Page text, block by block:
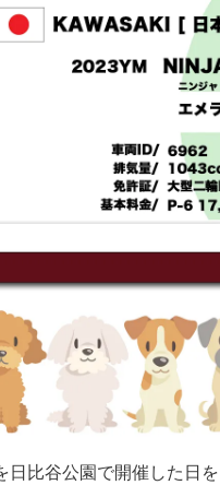
日比谷公園で開催した日